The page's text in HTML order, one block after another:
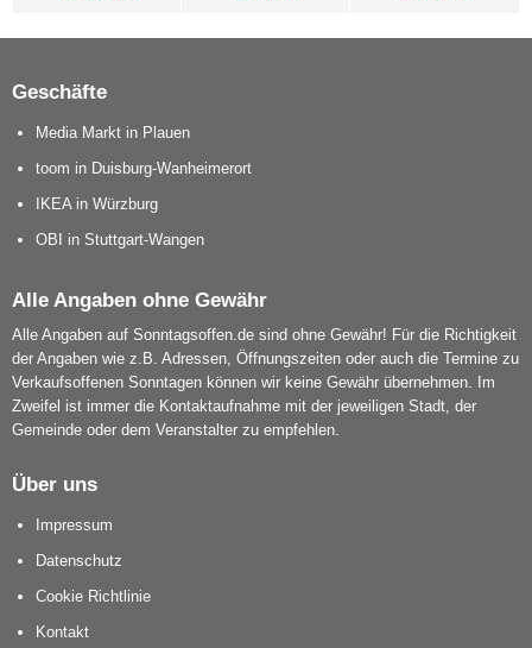
Geschäfte
Media Markt in Plauen
toom in Duisburg-Wanheimerort
IKEA in Würzburg
OBI in Stuttgart-Wangen
Alle Angaben ohne Gewähr
Alle Angaben auf Sonntagsoffen.de sind ohne Gewähr! Für die Richtigkeit
der Angaben wie z.B. Adressen, Öffnungszeiten oder auch die Termine zu
Verkaufsoffenen Sonntagen können wir keine Gewähr übernehmen. Im
Zweifel ist immer die Kontaktaufnahme mit der jeweiligen Stadt, der
Gemeinde oder dem Veranstalter zu empfehlen.
Über uns
Impressum
Datenschutz
Cookie Richtlinie
Kontakt